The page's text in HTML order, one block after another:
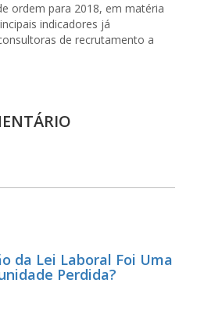
ordem para 2018, em matéria
indicadores já
de recrutamento a
da Lei Laboral Foi Uma
Perdida?